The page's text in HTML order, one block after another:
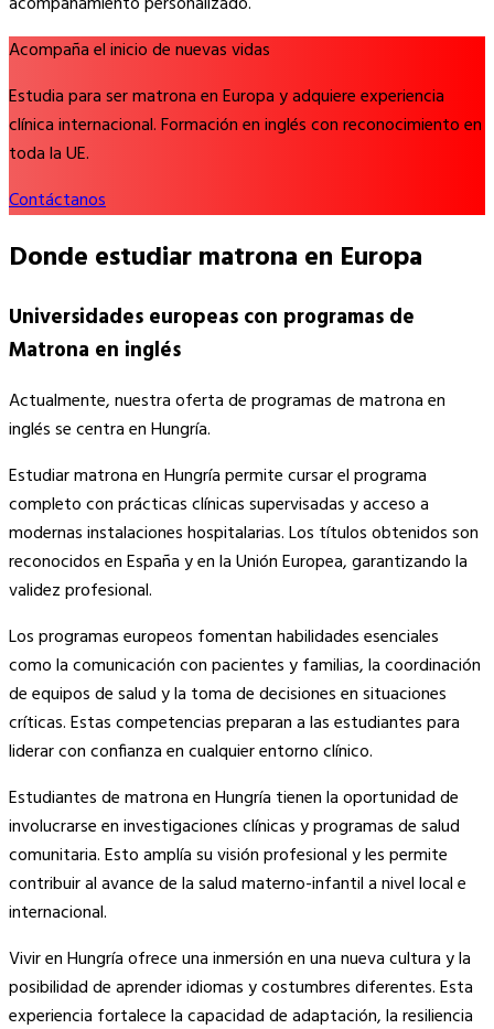
Acompaña el inicio de nuevas vidas
Estudia para ser matrona en Europa y adquiere experiencia
clínica internacional. Formación en inglés con reconocimiento en
toda la UE.
Contáctanos
Donde estudiar matrona en Europa
Universidades europeas con programas de
Matrona en inglés
Actualmente, nuestra oferta de programas de matrona en
inglés se centra en Hungría.
Estudiar matrona en Hungría permite cursar el programa
completo con prácticas clínicas supervisadas y acceso a
modernas instalaciones hospitalarias. Los títulos obtenidos son
reconocidos en España y en la Unión Europea, garantizando la
validez profesional.
Los programas europeos fomentan habilidades esenciales
como la comunicación con pacientes y familias, la coordinación
de equipos de salud y la toma de decisiones en situaciones
críticas. Estas competencias preparan a las estudiantes para
liderar con confianza en cualquier entorno clínico.
Estudiantes de matrona en Hungría tienen la oportunidad de
involucrarse en investigaciones clínicas y programas de salud
comunitaria. Esto amplía su visión profesional y les permite
contribuir al avance de la salud materno-infantil a nivel local e
internacional.
Vivir en Hungría ofrece una inmersión en una nueva cultura y la
posibilidad de aprender idiomas y costumbres diferentes. Esta
experiencia fortalece la capacidad de adaptación, la resiliencia